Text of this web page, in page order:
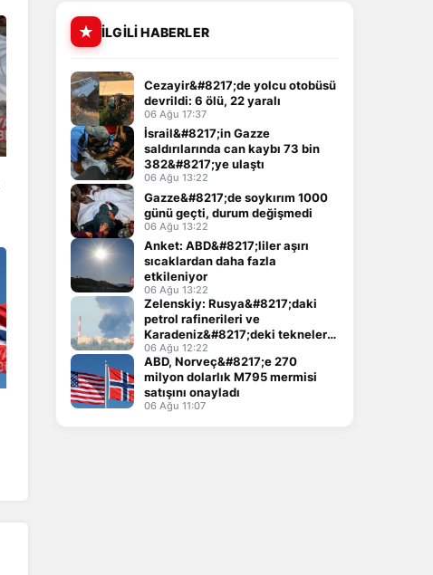
İLGILI HABERLER
Cezayir&#8217;de yolcu otobüsü
devrildi: 6 ölü, 22 yaralı
06 Ağu 17:37
İsrail&#8217;in Gazze
saldırılarında can kaybı 73 bin
382&#8217;ye ulaştı
06 Ağu 13:22
Gazze&#8217;de soykırım 1000
günü geçti, durum değişmedi
06 Ağu 13:22
Anket: ABD&#8217;liler aşırı
sıcaklardan daha fazla
etkileniyor
06 Ağu 13:22
Zelenskiy: Rusya&#8217;daki
petrol rafinerileri ve
Karadeniz&#8217;deki tekneler
vuruldu
06 Ağu 12:22
ABD, Norveç&#8217;e 270
milyon dolarlık M795 mermisi
satışını onayladı
06 Ağu 11:07